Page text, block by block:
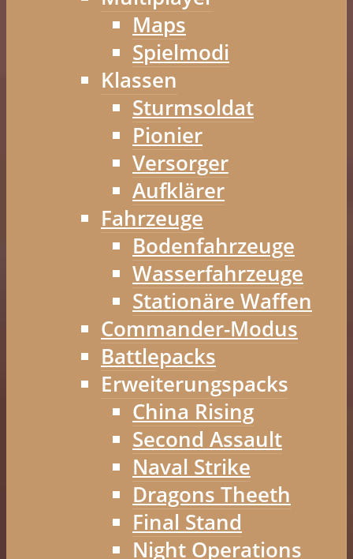
Maps
Spielmodi
Klassen
Sturmsoldat
Pionier
Versorger
Aufklärer
Fahrzeuge
Bodenfahrzeuge
Wasserfahrzeuge
Stationäre Waffen
Commander-Modus
Battlepacks
Erweiterungspacks
China Rising
Second Assault
Naval Strike
Dragons Theeth
Final Stand
Night Operations